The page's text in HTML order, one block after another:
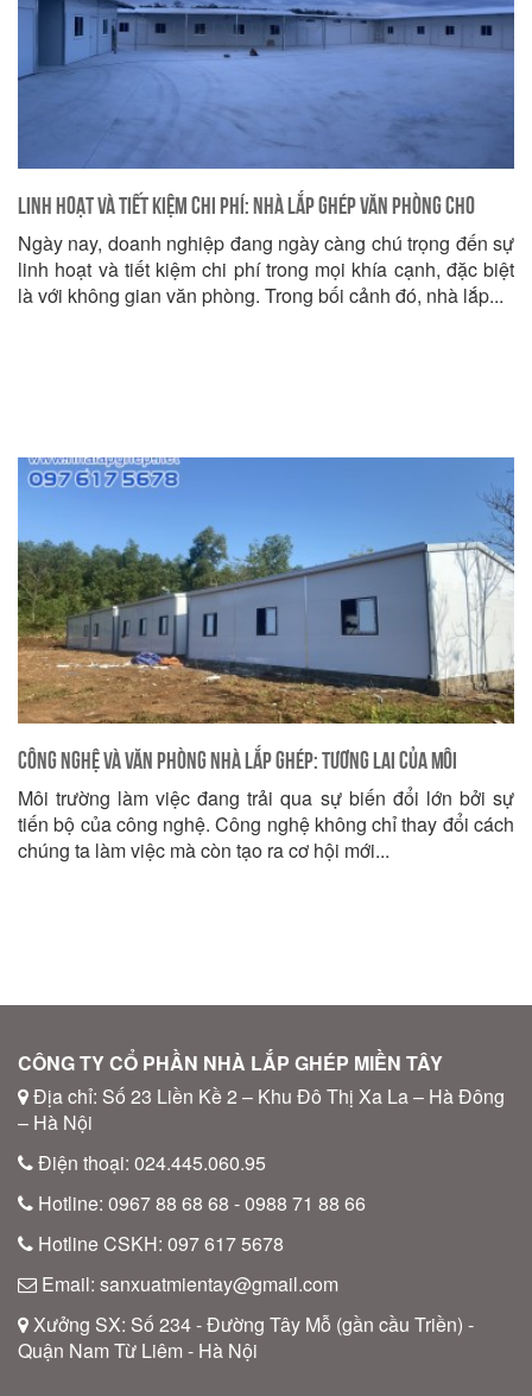
Linh Hoạt và Tiết Kiệm Chi Phí: Nhà Lắp Ghép Văn Phòng Cho
Doanh Nghiệp Bạn
Ngày nay, doanh nghiệp đang ngày càng chú trọng đến sự
linh hoạt và tiết kiệm chi phí trong mọi khía cạnh, đặc biệt
là với không gian văn phòng. Trong bối cảnh đó, nhà lắp...
Công nghệ và Văn phòng Nhà Lắp Ghép: Tương lai của Môi
trường làm việc
Môi trường làm việc đang trải qua sự biến đổi lớn bởi sự
tiến bộ của công nghệ. Công nghệ không chỉ thay đổi cách
chúng ta làm việc mà còn tạo ra cơ hội mới...
CÔNG TY CỔ PHẦN NHÀ LẮP GHÉP MIỀN TÂY
Địa chỉ: Số 23 Liền Kề 2 – Khu Đô Thị Xa La – Hà Đông
– Hà Nội
Điện thoại: 024.445.060.95
Hotline: 0967 88 68 68 - 0988 71 88 66
Hotline CSKH: 097 617 5678
Email: sanxuatmientay@gmail.com
Xưởng SX: Số 234 - Đường Tây Mỗ (gần cầu Triền) -
Quận Nam Từ Liêm - Hà Nội